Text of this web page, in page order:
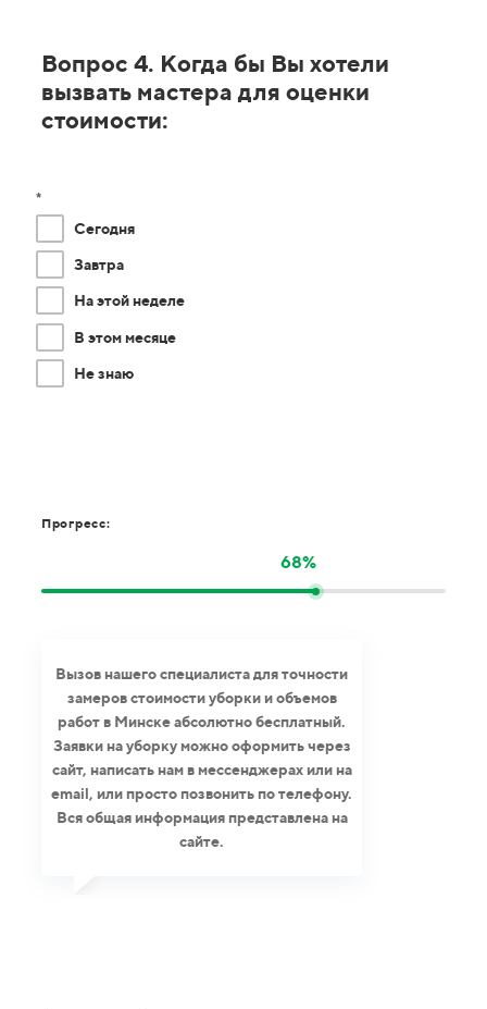
Вопрос 4. Когда бы Вы хотели
вызвать мастера для оценки
стоимости:
*
Сегодня
Завтра
На этой неделе
В этом месяце
Не знаю
Прогресс:
68%
Вызов нашего специалиста для точности
замеров стоимости уборки и объемов
работ в Минске абсолютно бесплатный.
Заявки на уборку можно оформить через
сайт, написать нам в мессенджерах или на
email, или просто позвонить по телефону.
Вся общая информация представлена на
сайте.